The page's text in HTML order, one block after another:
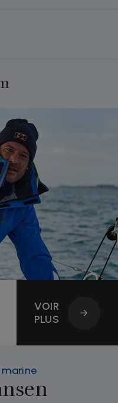
VOIR
PLUS